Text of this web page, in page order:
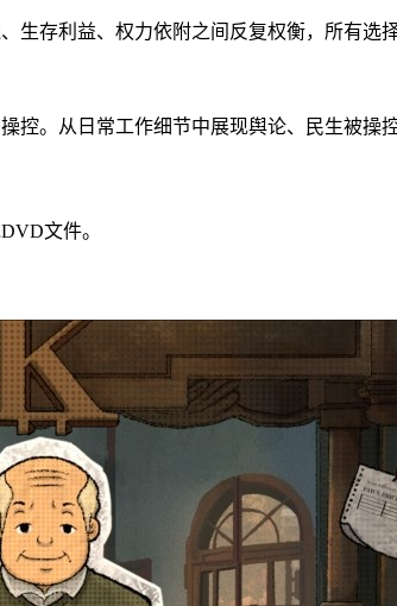
生存利益、权力依附之间反复权衡，所有选
控。从日常工作细节中展现舆论、民生被操
文件。